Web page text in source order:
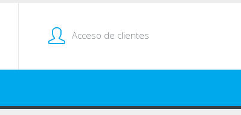
Acceso de clientes